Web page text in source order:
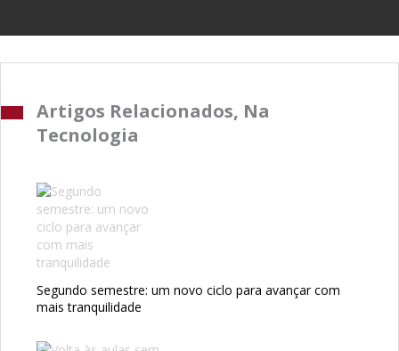
Artigos Relacionados, Na
Tecnologia
Segundo semestre: um novo ciclo para avançar com
mais tranquilidade